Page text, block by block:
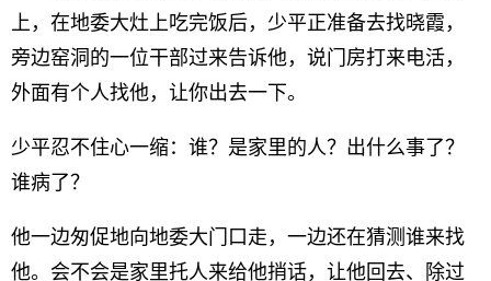
上，在地委大灶上吃完饭后，少平正准备去找晓霞，
旁边窑洞的一位干部过来告诉他，说门房打来电活，
外面有个人找他，让你出去一下。
少平忍不住心一缩：谁？是家里的人？出什么事了？
谁病了？
他一边匆促地向地委大门口走，一边还在猜测谁来找
他。会不会是家里托人来给他捎话，让他回去、除过